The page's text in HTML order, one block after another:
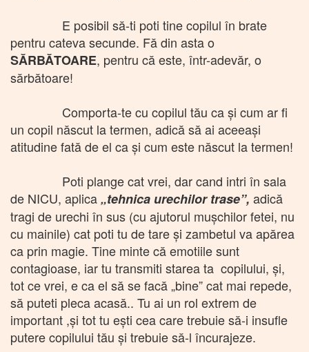
E posibil să-ti poti tine copilul în brate
pentru cateva secunde. Fă din asta o
SĂRBĂTOARE, pentru că este, într-adevăr, o
sărbătoare!
Comporta-te cu copilul tău ca și cum ar fi
un copil născut la termen, adică să ai aceeași
atitudine fată de el ca și cum este născut la termen!
Poti plange cat vrei, dar cand intri în sala
de NICU, aplica„tehnica urechilor trase”, adică
tragi de urechi în sus (cu ajutorul mușchilor fetei, nu
cu mainile) cat poti tu de tare și zambetul va apărea
ca prin magie. Tine minte că emotiile sunt
contagioase, iar tu transmiti starea ta copilului, și,
tot ce vrei, e ca el să se facă „bine” cat mai repede,
să puteti pleca acasă.. Tu ai un rol extrem de
important ,și tot tu ești cea care trebuie să-i insufle
putere copilului tău și trebuie să-l încurajeze.